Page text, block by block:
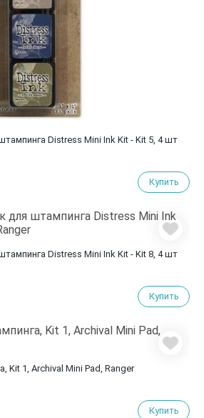
Ink Kit - Kit 5, 4 шт
Купить
Ink Kit - Kit 8, 4 шт
Купить
Kit 1, Archival Mini Pad, Ranger
Купить